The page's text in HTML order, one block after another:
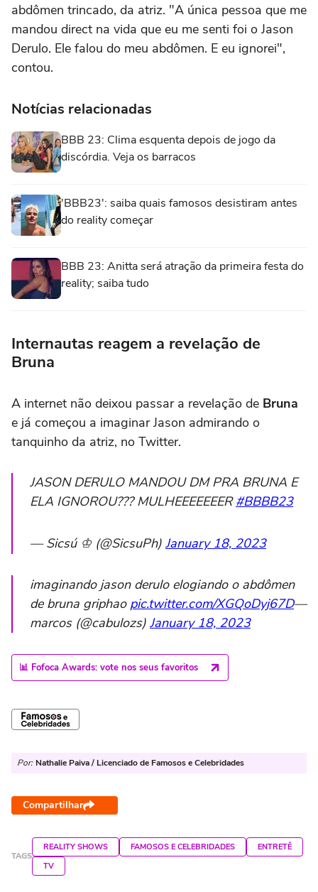
abdômen trincado, da atriz. "A única pessoa que me
mandou direct na vida que eu me senti foi o Jason
Derulo. Ele falou do meu abdômen. E eu ignorei",
contou.
Notícias relacionadas
BBB 23: Clima esquenta depois de jogo da
discórdia. Veja os barracos
'BBB23': saiba quais famosos desistiram antes
do reality começar
BBB 23: Anitta será atração da primeira festa do
reality; saiba tudo
Internautas reagem a revelação de
Bruna
A internet não deixou passar a revelação de Bruna
e já começou a imaginar Jason admirando o
tanquinho da atriz, no Twitter.
JASON DERULO MANDOU DM PRA BRUNA E
ELA IGNOROU??? MULHEEEEEEER#BBBB23
— Sicsú ♔ (@SicsuPh) January 18, 2023
imaginando jason derulo elogiando o abdômen
de bruna griphao pic.twitter.com/XGQoDyj67D—
marcos (@cabulozs) January 18, 2023
📊 Fofoca Awards: vote nos seus favoritos
Por: Nathalie Paiva / Licenciado de Famosos e Celebridades
Compartilhar
TAGS
REALITY SHOWS FAMOSOS E CELEBRIDADES
ENTRETÊ
TV